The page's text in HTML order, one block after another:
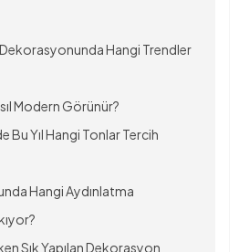
Dekorasyonunda Hangi Trendler
Modern Görünür?
Bu Yıl Hangi Tonlar Tercih
Hangi Aydınlatma
Sık Yapılan Dekorasyon